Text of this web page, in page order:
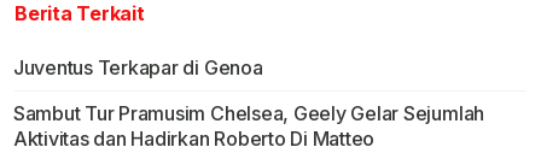
Berita Terkait
Juventus Terkapar di Genoa
Sambut Tur Pramusim Chelsea, Geely Gelar Sejumlah
Aktivitas dan Hadirkan Roberto Di Matteo